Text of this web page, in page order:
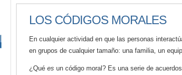
LOS CÓDIGOS MORALES
En cualquier actividad en que las personas
en grupos de cualquier tamaño: una familia, un
¿Qué es un código moral? Es una serie de